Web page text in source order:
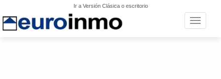
Ir a Versión Clásica o escritorio
Toggle